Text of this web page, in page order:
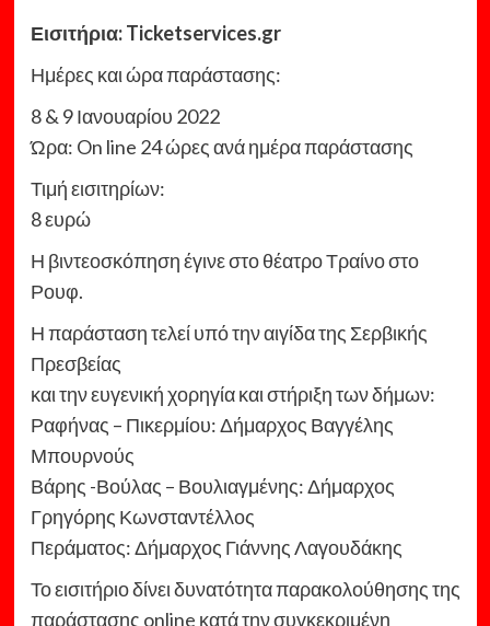
Εισιτήρια: Ticketservices.gr
Ημέρες και ώρα παράστασης:
8 & 9 Ιανουαρίου 2022
Ώρα: On line 24 ώρες ανά ημέρα παράστασης
Τιμή εισιτηρίων:
8 ευρώ
Η βιντεοσκόπηση έγινε στο θέατρο Τραίνο στο
Ρουφ.
Η παράσταση τελεί υπό την αιγίδα της Σερβικής
Πρεσβείας
και την ευγενική χορηγία και στήριξη των δήμων:
Ραφήνας – Πικερμίου: Δήμαρχος Βαγγέλης
Μπουρνούς
Βάρης -Βούλας – Βουλιαγμένης: Δήμαρχος
Γρηγόρης Κωνσταντέλλος
Περάματος: Δήμαρχος Γιάννης Λαγουδάκης
Το εισιτήριο δίνει δυνατότητα παρακολούθησης της
παράστασης online κατά την συγκεκριμένη